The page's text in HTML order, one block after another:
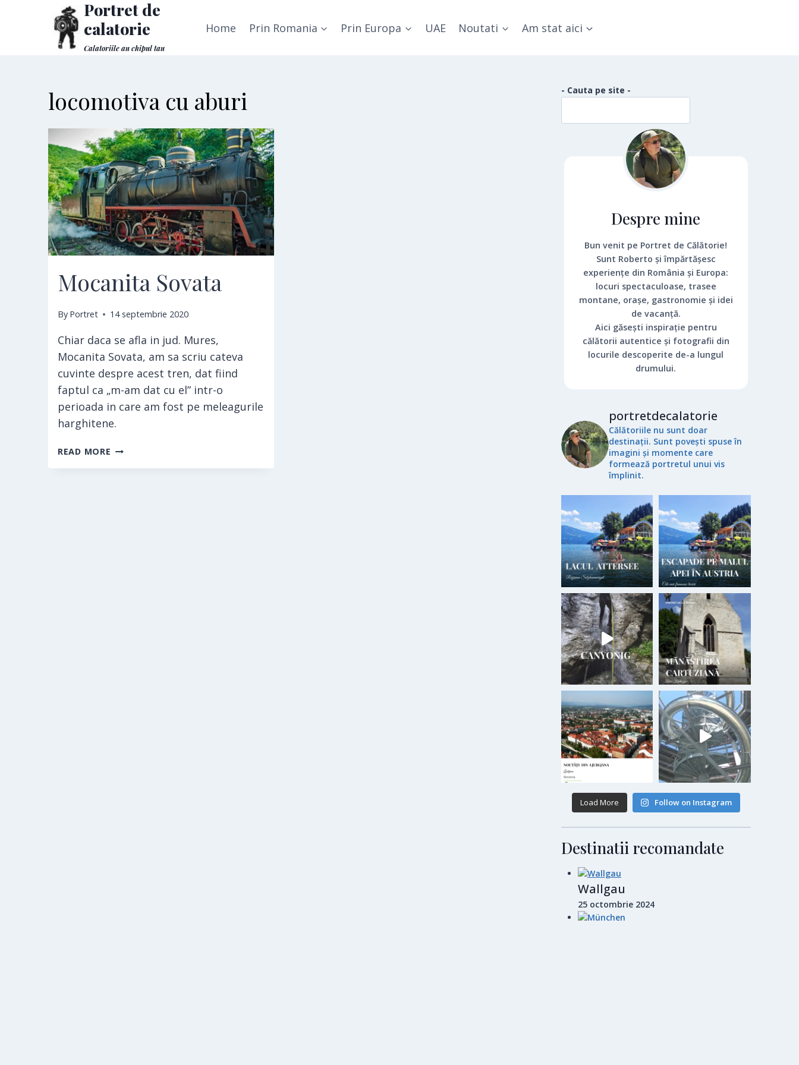
Portret de
calatorie
Calatoriile au chipul tau
Home Prin Romania Prin Europa UAE Noutati Am stat aici
locomotiva cu aburi
Mocanita Sovata
By Portret 14 septembrie 2020
Chiar daca se afla in jud. Mures,
Mocanita Sovata, am sa scriu cateva
cuvinte despre acest tren, dat fiind
faptul ca „m-am dat cu el” intr-o
perioada in care am fost pe meleagurile
harghitene.
READ MORE MOCANITA
- Cauta pe site -
Despre mine
Bun venit pe Portret de Călătorie!
Sunt Roberto și împărtășesc
experiențe din România și Europa:
locuri spectaculoase, trasee
montane, orașe, gastronomie și idei
de vacanță.
Aici găsești inspirație pentru
călătorii autentice și fotografii din
locurile descoperite de-a lungul
drumului.
portretdecalatorie
Călătoriile nu sunt doar
destinații. Sunt povești spuse în
imagini și momente care
formează portretul unui vis
împlinit.
Load More Follow on Instagram
Destinatii recomandate
Wallgau
25 octombrie 2024